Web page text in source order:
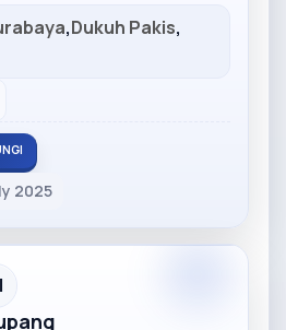
,Dukuh Pakis,
2025